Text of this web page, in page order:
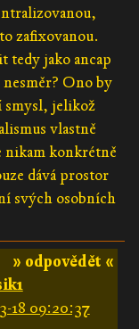
zafixovanou.
tedy jako ancap
Ono by
smysl, jelikož
vlastně
nikam konkrétně
dává prostor
svých osobních
» odpovědět «
18 09:20:37